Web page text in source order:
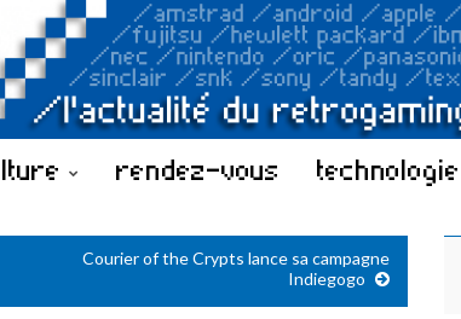
rendez-vous technologie
Courier of the Crypts lance sa campagne
Indiegogo